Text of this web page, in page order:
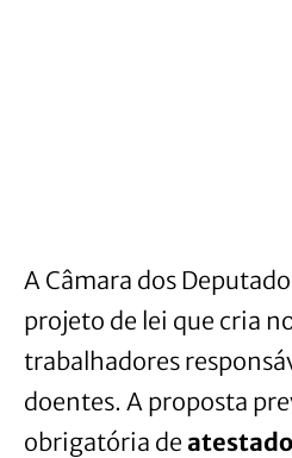
A Câmara dos
projeto de lei que cria
trabalhadores
doentes. A proposta
obrigatória de